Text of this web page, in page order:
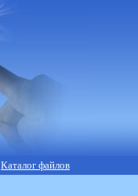
Каталог файлов